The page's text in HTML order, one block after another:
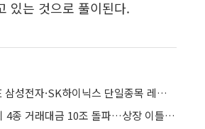
있는 것으로 풀이된다.
KB자산운용, 'RISE 삼성전자·SK하이닉스 단일종목 레버리지' 출시
‘삼전닉스’ 레버리지 4종 거래대금 10조 돌파…상장 이틀째 과열